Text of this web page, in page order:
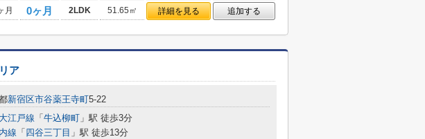
月 0ヶ月 2LDK 51.65㎡ 詳細を見る 追加する
ア
新宿区市谷薬王寺町5-22
江戸線 「 牛込柳町 」駅 徒歩3分
線 「 四谷三丁目 」駅 徒歩13分